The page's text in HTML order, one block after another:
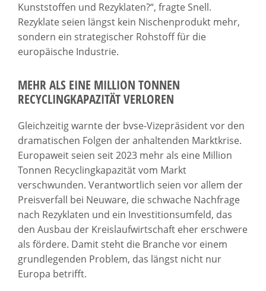
Kunststoffen und Rezyklaten?“, fragte Snell.
Rezyklate seien längst kein Nischenprodukt mehr,
sondern ein strategischer Rohstoff für die
europäische Industrie.
MEHR ALS EINE MILLION TONNEN
RECYCLINGKAPAZITÄT VERLOREN
Gleichzeitig warnte der bvse-Vizepräsident vor den
dramatischen Folgen der anhaltenden Marktkrise.
Europaweit seien seit 2023 mehr als eine Million
Tonnen Recyclingkapazität vom Markt
verschwunden. Verantwortlich seien vor allem der
Preisverfall bei Neuware, die schwache Nachfrage
nach Rezyklaten und ein Investitionsumfeld, das
den Ausbau der Kreislaufwirtschaft eher erschwere
als fördere. Damit steht die Branche vor einem
grundlegenden Problem, das längst nicht nur
Europa betrifft.